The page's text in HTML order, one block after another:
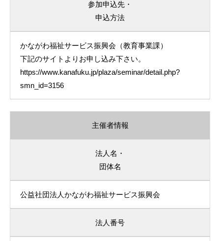
参加申込先・
申込方法
かながわ福祉サービス振興会（教育事業課）
下記のサイトよりお申し込み下さい。
https://www.kanafuku.jp/plaza/seminar/detail.php?
smn_id=3156
主催者情報
法人名・
団体名
公益社団法人かながわ福祉サービス振興会
法人番号